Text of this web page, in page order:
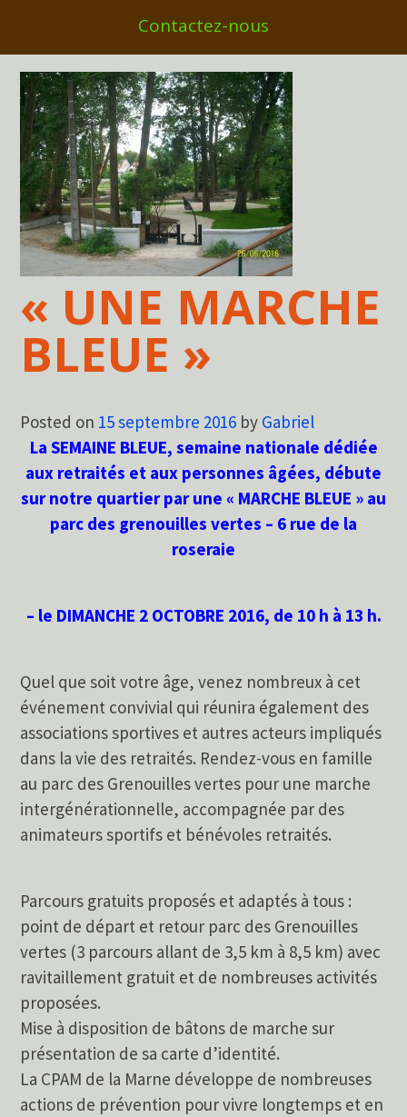
Contactez-nous
« UNE MARCHE
BLEUE »
Posted on 15 septembre 2016 by Gabriel
La SEMAINE BLEUE, semaine nationale dédiée
aux retraités et aux personnes âgées, débute
sur notre quartier par une « MARCHE BLEUE » au
parc des grenouilles vertes – 6 rue de la
roseraie
– le DIMANCHE 2 OCTOBRE 2016, de 10 h à 13 h.
Quel que soit votre âge, venez nombreux à cet
événement convivial qui réunira également des
associations sportives et autres acteurs impliqués
dans la vie des retraités. Rendez-vous en famille
au parc des Grenouilles vertes pour une marche
intergénérationnelle, accompagnée par des
animateurs sportifs et bénévoles retraités.
Parcours gratuits proposés et adaptés à tous :
point de départ et retour parc des Grenouilles
vertes (3 parcours allant de 3,5 km à 8,5 km) avec
ravitaillement gratuit et de nombreuses activités
proposées.
Mise à disposition de bâtons de marche sur
présentation de sa carte d’identité.
La CPAM de la Marne développe de nombreuses
actions de prévention pour vivre longtemps et en